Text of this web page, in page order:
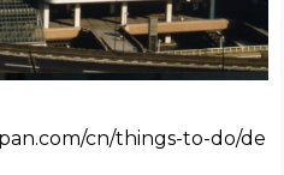
cn/things-to-do/de